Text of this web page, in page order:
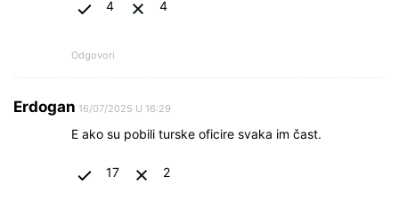
4 4
Odgovori
Erdogan 16/07/2025 U 16:29
E ako su pobili turske oficire svaka im čast.
17 2